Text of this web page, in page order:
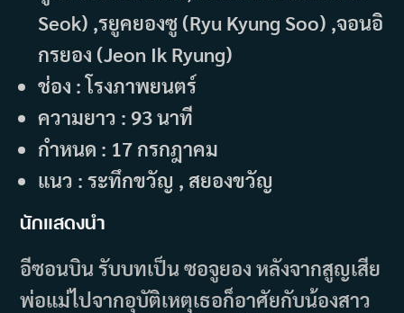
Seok) ,รยูคยองซู (Ryu Kyung Soo) ,จอนอิ
กรยอง (Jeon Ik Ryung)
ช่อง : โรงภาพยนตร์
ความยาว : 93 นาที
กำหนด : 17 กรกฎาคม
แนว : ระทึกขวัญ , สยองขวัญ
นักแสดงนำ
อีซอนบิน รับบทเป็น ซอจูยอง หลังจากสูญเสีย
พ่อแม่ไปจากอุบัติเหตุเธอก็อาศัยกับน้องสาว